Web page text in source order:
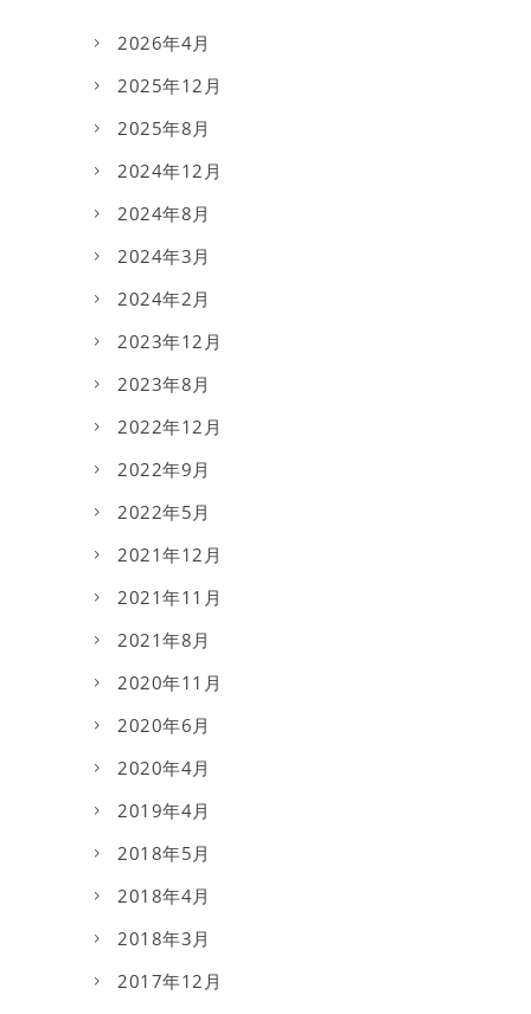
2026年4月
2025年12月
2025年8月
2024年12月
2024年8月
2024年3月
2024年2月
2023年12月
2023年8月
2022年12月
2022年9月
2022年5月
2021年12月
2021年11月
2021年8月
2020年11月
2020年6月
2020年4月
2019年4月
2018年5月
2018年4月
2018年3月
2017年12月